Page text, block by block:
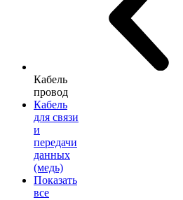
Кабель
провод
Кабель
для связи
и
передачи
данных
(медь)
Показать
все